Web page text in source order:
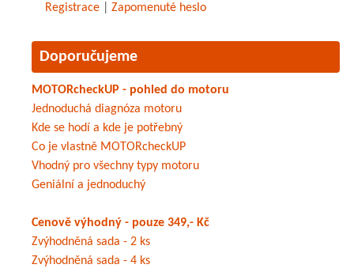
Registrace Zapomenuté heslo
Doporučujeme
MOTORcheckUP - pohled do motoru
Jednoduchá diagnóza motoru
Kde se hodí a kde je potřebný
Co je vlastně MOTORcheckUP
Vhodný pro všechny typy motoru
Geniální a jednoduchý
Cenově výhodný - pouze 349,- Kč
Zvýhodněná sada - 2 ks
Zvýhodněná sada - 4 ks